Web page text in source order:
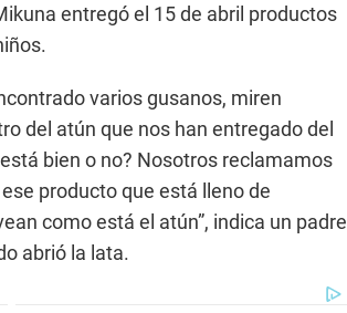
entregó el 15 de abril productos
varios gusanos, miren
del atún que nos han entregado del
bien o no? Nosotros reclamamos
producto que está lleno de
como está el atún”, indica un padre
abrió la lata.